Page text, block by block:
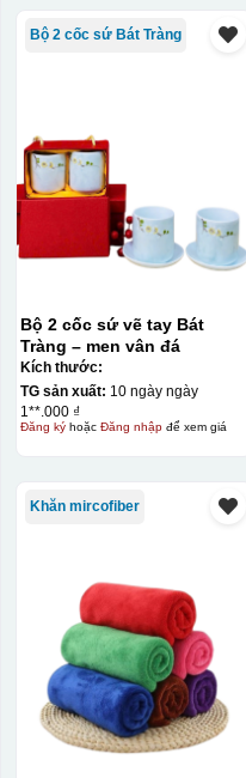
Bộ 2 cốc sứ Bát Tràng
Bộ 2 cốc sứ vẽ tay Bát
Tràng – men vân đá
Kích thước:
TG sản xuất: 10 ngày ngày
1**.000 ₫
Đăng kýhoặc Đăng nhậpđể xem giá
Khăn mircofiber